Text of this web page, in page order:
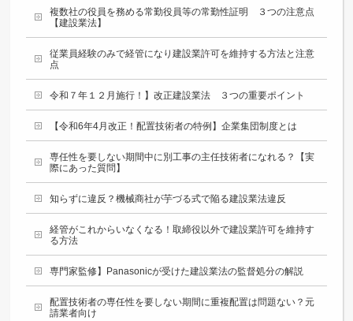
複数社の役員を務める常勤役員等の常勤性証明 ３つの注意点
【建設業法】
従業員経験のみで経管になり建設業許可を維持する方法と注意
点
令和７年１２月施行！】改正建設業法 ３つの重要ポイント
【令和6年4月改正！配置技術者の特例】企業集団制度とは
専任性を要しない期間中に別工事の主任技術者になれる？【実
際にあった質問】
知らずに違反？機械商社が芋づる式で陥る建設業法違反
経管がこれからいなくなる！取締役以外で建設業許可を維持す
る方法
専門家監修】Panasonicが受けた建設業法の監督処分の解説
配置技術者の専任性を要しない期間に重複配置は問題ない？元
請業者向け